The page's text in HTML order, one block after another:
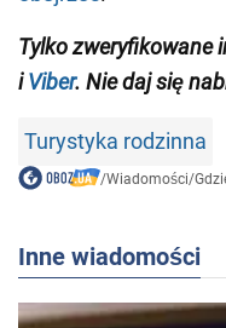
Tylko zweryfikowane
iViber. Nie daj się
Turystyka rodzinna
/Wiadomości/
Inne wiadomości